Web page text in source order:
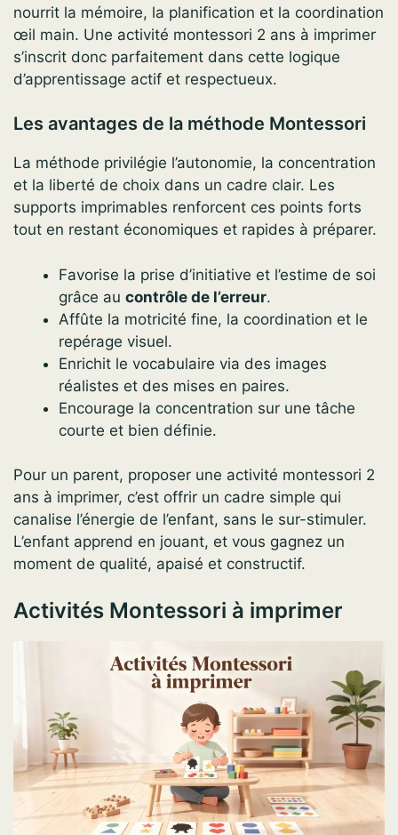
nourrit la mémoire, la planification et la coordination
œil main. Une activité montessori 2 ans à imprimer
s’inscrit donc parfaitement dans cette logique
d’apprentissage actif et respectueux.
Les avantages de la méthode Montessori
La méthode privilégie l’autonomie, la concentration
et la liberté de choix dans un cadre clair. Les
supports imprimables renforcent ces points forts
tout en restant économiques et rapides à préparer.
Favorise la prise d’initiative et l’estime de soi
grâce au contrôle de l’erreur.
Affûte la motricité fine, la coordination et le
repérage visuel.
Enrichit le vocabulaire via des images
réalistes et des mises en paires.
Encourage la concentration sur une tâche
courte et bien définie.
Pour un parent, proposer une activité montessori 2
ans à imprimer, c’est offrir un cadre simple qui
canalise l’énergie de l’enfant, sans le sur-stimuler.
L’enfant apprend en jouant, et vous gagnez un
moment de qualité, apaisé et constructif.
Activités Montessori à imprimer